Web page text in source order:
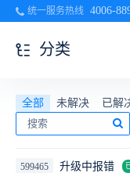
统一服务热线 4006-
分类
全部 未解决 已解
599465 升级中报错